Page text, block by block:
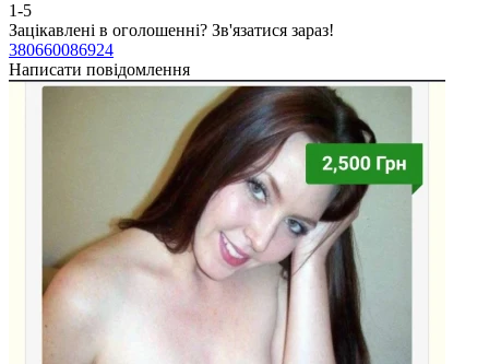
1-5
Зацікавлені в оголошенні? Зв'язатися зараз!
380660086924
Написати повідомлення